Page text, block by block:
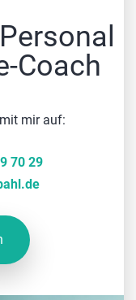
Coach
mir auf:
70 29